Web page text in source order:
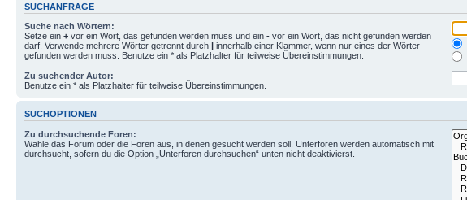
SUCHANFRAGE
Suche nach Wörtern:
Setze ein + vor ein Wort, das gefunden werden muss und ein - vor ein Wort, das nicht gefunden werden
darf. Verwende mehrere Wörter getrennt durch | innerhalb einer Klammer, wenn nur eines der Wörter
gefunden werden muss. Benutze ein * als Platzhalter für teilweise Übereinstimmungen.
Zu suchender Autor:
Benutze ein * als Platzhalter für teilweise Übereinstimmungen.
SUCHOPTIONEN
Zu durchsuchende Foren:
Wähle das Forum oder die Foren aus, in denen gesucht werden soll. Unterforen werden automatisch mit
durchsucht, sofern du die Option „Unterforen durchsuchen“ unten nicht deaktivierst.